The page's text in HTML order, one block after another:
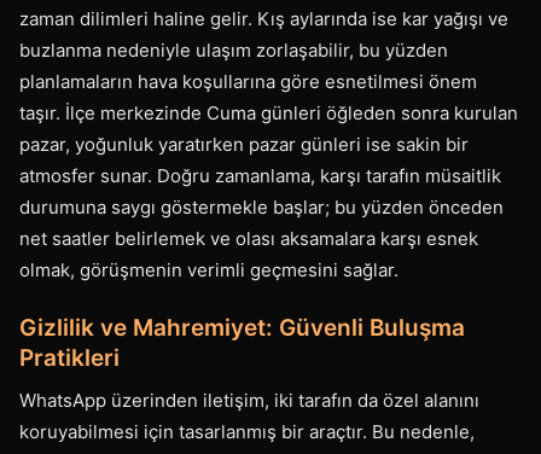
zaman dilimleri haline gelir. Kış aylarında ise kar yağışı ve
buzlanma nedeniyle ulaşım zorlaşabilir, bu yüzden
planlamaların hava koşullarına göre esnetilmesi önem
taşır. İlçe merkezinde Cuma günleri öğleden sonra kurulan
pazar, yoğunluk yaratırken pazar günleri ise sakin bir
atmosfer sunar. Doğru zamanlama, karşı tarafın müsaitlik
durumuna saygı göstermekle başlar; bu yüzden önceden
net saatler belirlemek ve olası aksamalara karşı esnek
olmak, görüşmenin verimli geçmesini sağlar.
Gizlilik ve Mahremiyet: Güvenli Buluşma
Pratikleri
WhatsApp üzerinden iletişim, iki tarafın da özel alanını
koruyabilmesi için tasarlanmış bir araçtır. Bu nedenle,